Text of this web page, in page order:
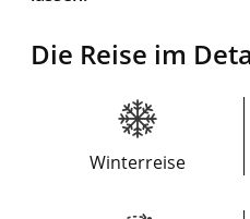
Die Reise im
Winterreise